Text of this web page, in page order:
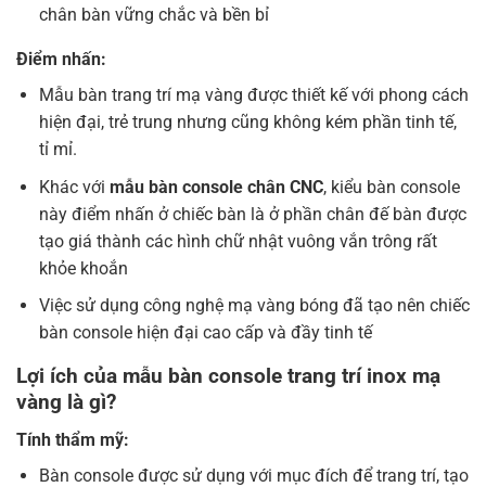
chân bàn vững chắc và bền bỉ
Điểm nhấn:
Mẫu bàn trang trí mạ vàng được thiết kế với phong cách
hiện đại, trẻ trung nhưng cũng không kém phần tinh tế,
tỉ mỉ.
Khác với mẫu bàn console chân CNC, kiểu bàn console
này điểm nhấn ở chiếc bàn là ở phần chân đế bàn được
tạo giá thành các hình chữ nhật vuông vắn trông rất
khỏe khoắn
Việc sử dụng công nghệ mạ vàng bóng đã tạo nên chiếc
bàn console hiện đại cao cấp và đầy tinh tế
Lợi ích của mẫu bàn console trang trí inox mạ
vàng là gì?
Tính thẩm mỹ:
Bàn console được sử dụng với mục đích để trang trí, tạo